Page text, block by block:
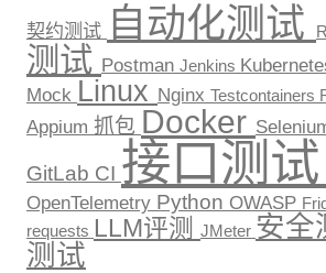
契约测试 自动化测试
测试 Postman Jenkins
Mock Linux Nginx Testcontainers
Appium 抓包 Docker
GitLab CI 接口测试
OpenTelemetry Python OWASP
requests LLM评测 JMeter 安全
测试